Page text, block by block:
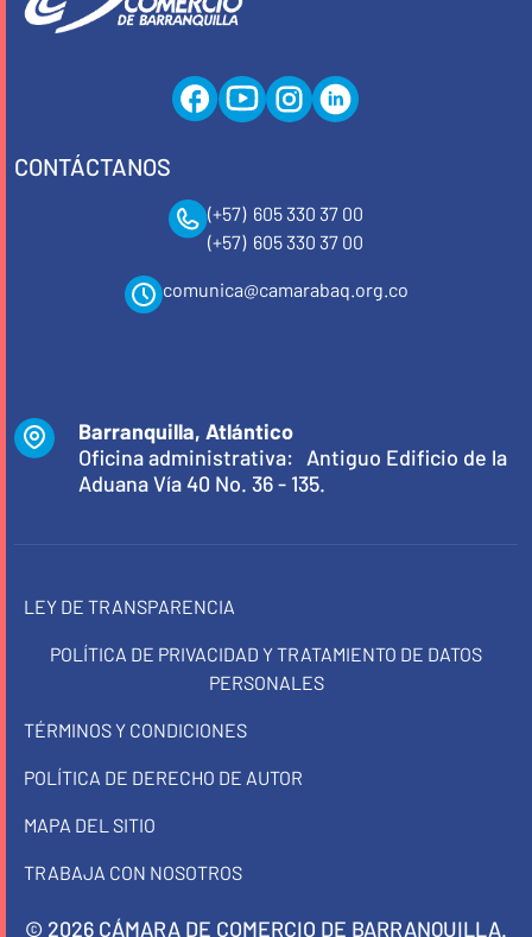
CONTÁCTANOS
(+57) 605 330 37 00
(+57) 605 330 37 00
comunica@camarabaq.org.co
Barranquilla, Atlántico
Oficina administrativa: Antiguo Edificio de la
Aduana Vía 40 No. 36 - 135.
LEY DE TRANSPARENCIA
POLÍTICA DE PRIVACIDAD Y TRATAMIENTO DE DATOS
PERSONALES
TÉRMINOS Y CONDICIONES
POLÍTICA DE DERECHO DE AUTOR
MAPA DEL SITIO
TRABAJA CON NOSOTROS
© 2026 CÁMARA DE COMERCIO DE BARRANQUILLA.